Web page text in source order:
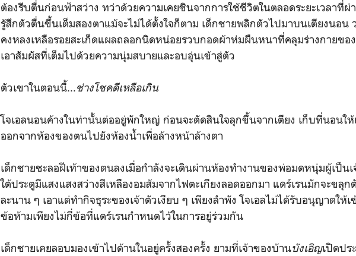
ต้องรีบตื่นก่อนฟ้าสว่าง ทว่าด้วยความเคยชินจากการใช้ชีวิตในตลอดระยะเวลาที่ผ่
รู้สึกตัวตื่นขึ้นเต็มสองตาแม้จะไม่ได้ตั้งใจก็ตาม เด็กชายพลิกตัวไปมาบนเตียงนอน
คงหลงเหลือรอยสะเก็ดแผลถลอกนิดหน่อยรวบกอดผ้าห่มผืนหนาที่คลุมร่างกายขอ
เอาสัมผัสที่เต็มไปด้วยความนุ่มสบายและอบอุ่นเข้าสู่ตัว
ตัวเขาในตอนนี้...ช่างโชคดีเหลือเกิน
โจเอลนอนค้างในท่านั้นต่ออยู่พักใหญ่ ก่อนจะตัดสินใจลุกขึ้นจากเตียง เก็บที่นอนให้
ออกจากห้องของตนไปยังห้องน้ำเพื่อล้างหน้าล้างตา
เด็กชายชะลอฝีเท้าของตนลงเมื่อกำลังจะเดินผ่านห้องทำงานของพ่อมดหนุ่มผู้เป็น
ใต้ประตูมีแสงแสงสว่างสีเหลืองอมส้มจากไฟตะเกียงลอดออกมา แดร์เรนมักจะขลุ
ละนาน ๆ เอาแต่ทำกิจธุระของเจ้าตัวเงียบ ๆ เพียงลำพัง โจเอลไม่ได้รับอนุญาตให้
ข้อห้ามเพียงไม่กี่ข้อที่แดร์เรนกำหนดไว้ในการอยู่ร่วมกัน
เด็กชายเคยลอบมองเข้าไปด้านในอยู่ครั้งสองครั้ง ยามที่เจ้าของบ้านบังเอิญเปิดปร